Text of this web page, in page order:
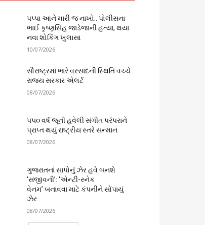
પપ્પા આને મારી જ નાખો.. પોલીસના
ભાઈ કૃષ્ણસિંહ જાડેજાની હત્યા, થયા
નવા શોકિંગ ખુલાસા
10/07/2026
સૌરાષ્ટ્રમાં ભારે વરસાદની સ્થિતિ વચ્ચે
રાજ્ય સરકાર એલર્ટ
08/07/2026
૫૫૦ વર્ષ જૂની હવેલી સંગીત પરંપરાને
પ્રાપ્ત થયું રાષ્ટ્રીય સ્તરે સન્માન
08/07/2026
ગુજરાતનાં સાપોનું ઝેર હવે બનશે
‘સંજીવની’: ‘એન્ટી-સ્નેક
વેનમ’ બનાવવા માટે કંપનીને સોંપાયું
ઝેર
08/07/2026